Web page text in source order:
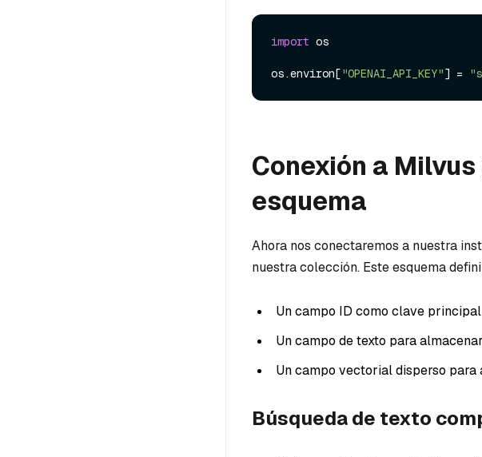
import os
os.environ["OPENAI_API_KEY"] =
Conexión a
esquema
Ahora nos conectaremos a nuestra
nuestra colección. Este esquema
Un campo ID como clave principal
Un campo de texto para
Un campo vectorial disperso
Búsqueda de texto